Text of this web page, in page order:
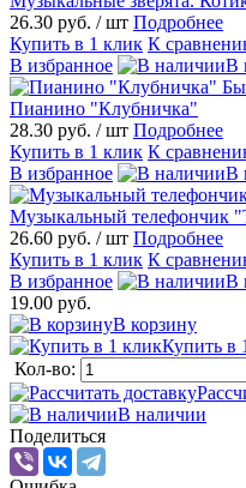
26.30 руб. / шт Подробнее
Купить в 1 клик К
В избранное
В
Пианино "Клубничка"
28.30 руб. / шт Подробнее
Купить в 1 клик К
В избранное
В
Музыкальный телефончик
26.60 руб. / шт Подробнее
Купить в 1 клик К
В избранное
В
19.00 руб.
В корзину
Купить в
Кол-во:
В наличии
Поделиться